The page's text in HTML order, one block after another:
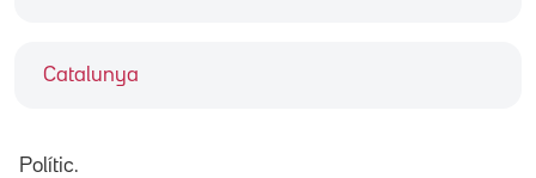
Catalunya
Polític.